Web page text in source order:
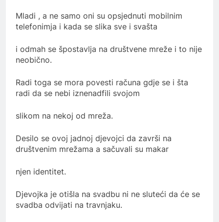
Mladi , a ne samo oni su opsjednuti mobilnim
telefonimja i kada se slika sve i svašta
i odmah se špostavlja na društvene mreže i to nije
neobično.
Radi toga se mora povesti računa gdje se i šta
radi da se nebi iznenadfili svojom
slikom na nekoj od mreža.
Desilo se ovoj jadnoj djevojci da završi na
društvenim mrežama a sačuvali su makar
njen identitet.
Djevojka je otišla na svadbu ni ne sluteći da će se
svadba odvijati na travnjaku.